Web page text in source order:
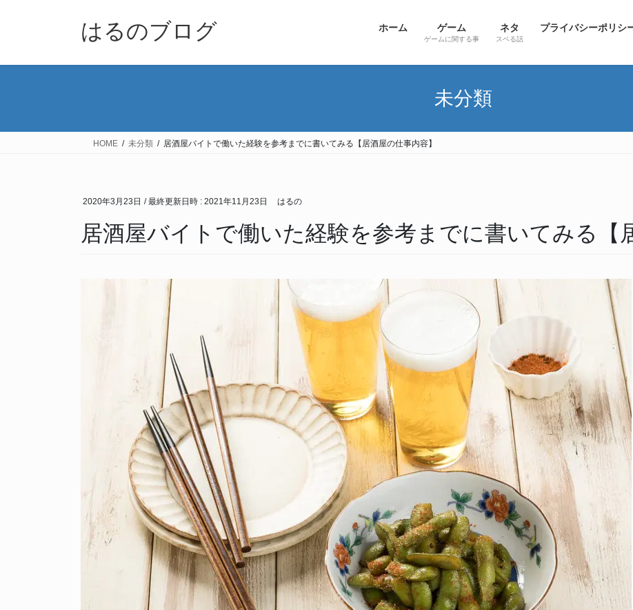
はるのブログ ホーム ゲーム
ゲームに関する事
ネタ
スベる話
プライバシーポリシ
未分類
HOME 未分類 居酒屋バイトで働いた経験を参考までに書いてみる【居酒屋の仕事内容】
2020年3月23日 / 最終更新日時 : 2021年11月23日 はるの
居酒屋バイトで働いた経験を参考までに書いてみる【